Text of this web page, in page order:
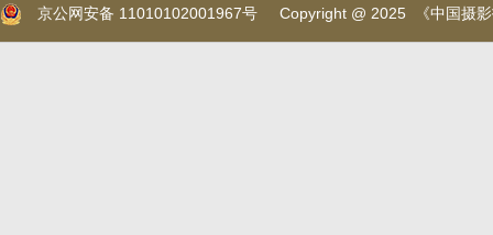
京公网安备 11010102001967号 Copyright @ 2025 《中国摄